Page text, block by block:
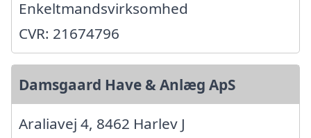
Enkeltmandsvirksomhed
CVR: 21674796
Damsgaard Have & Anlæg ApS
Araliavej 4, 8462 Harlev J